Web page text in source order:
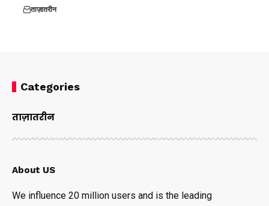
ताज़ातरीन
Categories
ताज़ातरीन
About US
We influence 20 million users and is the leading